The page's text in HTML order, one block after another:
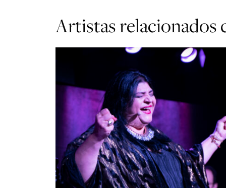
Artistas relacionados